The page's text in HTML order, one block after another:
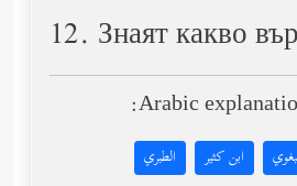
12. Знаят какво
Arabic
ابن كثير الطبري